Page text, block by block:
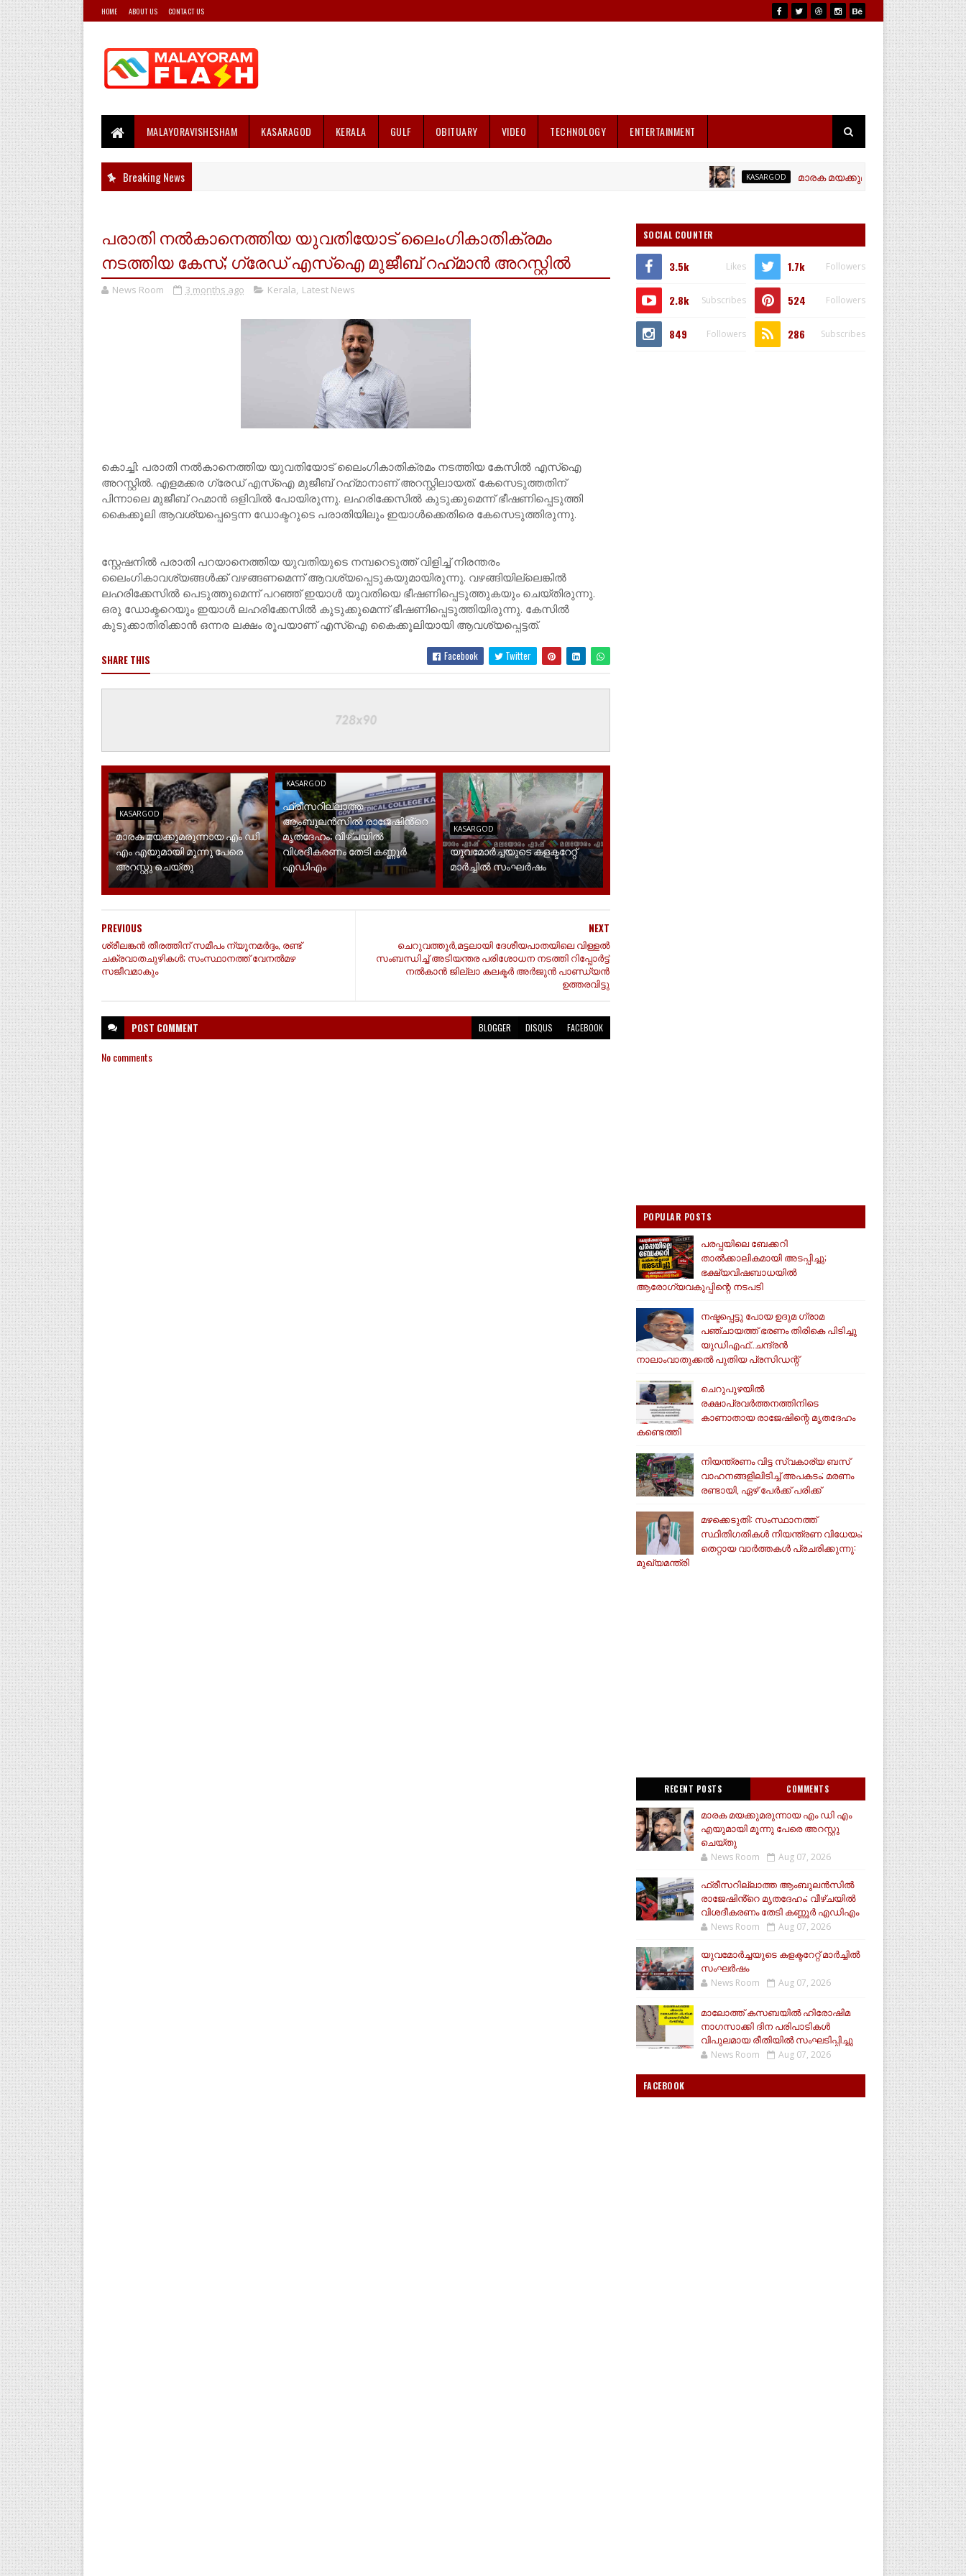
HOME ABOUT US CONTACT US
MALAYORAVISHESHAM KASARAGOD KERALA GULF OBITUARY VIDEO TECHNOLOGY ENTERTAINMENT
Breaking News KASARGOD മാരക മയക്കുമരുന്നായ എം ഡി എം
പരാതി നല്‍കാനെത്തിയ യുവതിയോട് ലൈംഗികാതിക്രമം
നടത്തിയ കേസ്; ഗ്രേഡ് എസ്‌ഐ മുജീബ് റഹ്‌മാന്‍ അറസ്റ്റില്‍
News Room 3 months ago Kerala, Latest News
കൊച്ചി: പരാതി നല്‍കാനെത്തിയ യുവതിയോട് ലൈംഗികാതിക്രമം നടത്തിയ കേസിൽ എസ്‌ഐ
അറസ്റ്റിൽ. എളമക്കര ഗ്രേഡ് എസ്‌ഐ മുജീബ് റഹ്‌മാനാണ് അറസ്റ്റിലായത്. കേസെടുത്തതിന്
പിന്നാലെ മുജീബ് റഹ്മാൻ ഒളിവിൽ പോയിരുന്നു. ലഹരിക്കേസില്‍ കുടുക്കുമെന്ന് ഭീഷണിപ്പെടുത്തി
കൈക്കൂലി ആവശ്യപ്പെട്ടെന്ന ഡോക്ടറുടെ പരാതിയിലും ഇയാള്‍ക്കെതിരെ കേസെടുത്തിരുന്നു.
സ്റ്റേഷനില്‍ പരാതി പറയാനെത്തിയ യുവതിയുടെ നമ്പറെടുത്ത് വിളിച്ച് നിരന്തരം
ലൈംഗികാവശ്യങ്ങള്‍ക്ക് വഴങ്ങണമെന്ന് ആവശ്യപ്പെടുകയുമായിരുന്നു. വഴങ്ങിയില്ലെങ്കില്‍
ലഹരിക്കേസില്‍ പെടുത്തുമെന്ന് പറഞ്ഞ് ഇയാള്‍ യുവതിയെ ഭീഷണിപ്പെടുത്തുകയും ചെയ്തിരുന്നു.
ഒരു ഡോക്ടറെയും ഇയാൾ ലഹരിക്കേസില്‍ കുടുക്കുമെന്ന് ഭീഷണിപ്പെടുത്തിയിരുന്നു. കേസില്‍
കുടുക്കാതിരിക്കാന്‍ ഒന്നര ലക്ഷം രൂപയാണ് എസ്ഐ കൈക്കൂലിയായി ആവശ്യപ്പെട്ടത്.
SHARE THIS Facebook Twitter
KASARGOD
മാരക മയക്കുമരുന്നായ എം ഡി
എം എയുമായി മൂന്നു പേരെ
അറസ്റ്റു ചെയ്തു
KASARGOD
ഫ്രീസറില്ലാത്ത
ആംബുലൻസിൽ രാജേഷിൻ്റെ
മൃതദേഹം; വീഴ്ചയിൽ
വിശദീകരണം തേടി കണ്ണൂർ
എഡിഎം
KASARGOD
യുവമോര്‍ച്ചയുടെ കളക്ടറേറ്റ്
മാര്‍ച്ചില്‍ സംഘര്‍ഷം
NEXT
ചെറുവത്തൂർ,മട്ടലായി ദേശീയപാതയിലെ വിള്ളൽ
സംബന്ധിച്ച് അടിയന്തര പരിശോധന നടത്തി റിപ്പോർട്ട്
നൽകാൻ ജില്ലാ കലക്ടർ അർജുൻ പാണ്ഡ്യൻ
ഉത്തരവിട്ടു
PREVIOUS
ശ്രീലങ്കൻ തീരത്തിന് സമീപം ന്യൂനമർദ്ദം, രണ്ട്
ചക്രവാതചുഴികൾ; സംസ്ഥാനത്ത് വേനൽമഴ
സജീവമാകും
POST COMMENT BLOGGER DISQUS FACEBOOK
No comments
SOCIAL COUNTER
3.5k Likes 1.7k Followers
2.8k Subscribes 524 Followers
849 Followers 286 Subscribes
POPULAR POSTS
പരപ്പയിലെ ബേക്കറി
താൽക്കാലികമായി അടപ്പിച്ചു;
ഭക്ഷ്യവിഷബാധയിൽ
ആരോഗ്യവകുപ്പിന്റെ നടപടി
നഷ്ടപ്പെട്ടു പോയ ഉദുമ ഗ്രാമ
പഞ്ചായത്ത് ഭരണം തിരികെ പിടിച്ചു
യുഡിഎഫ്..ചന്ദ്രൻ
നാലാംവാതുക്കൽ പുതിയ പ്രസിഡന്റ്
ചെറുപുഴയിൽ
രക്ഷാപ്രവർത്തനത്തിനിടെ
കാണാതായ രാജേഷിന്റെ മൃതദേഹം
കണ്ടെത്തി
നിയന്ത്രണം വിട്ട സ്വകാര്യ ബസ്
വാഹനങ്ങളിലിടിച്ച് അപകടം; മരണം
രണ്ടായി, ഏഴ് പേർക്ക് പരിക്ക്
മഴക്കെടുതി: സംസ്ഥാനത്ത്
സ്ഥിതിഗതികള്‍ നിയന്ത്രണ വിധേയം;
തെറ്റായ വാര്‍ത്തകള്‍ പ്രചരിക്കുന്നു:
മുഖ്യമന്ത്രി
RECENT POSTS COMMENTS
മാരക മയക്കുമരുന്നായ എം ഡി എം
എയുമായി മൂന്നു പേരെ അറസ്റ്റു
ചെയ്തു
News Room Aug 07, 2026
ഫ്രീസറില്ലാത്ത ആംബുലൻസിൽ
രാജേഷിൻ്റെ മൃതദേഹം; വീഴ്ചയിൽ
വിശദീകരണം തേടി കണ്ണൂർ എഡിഎം
News Room Aug 07, 2026
യുവമോര്‍ച്ചയുടെ കളക്ടറേറ്റ് മാര്‍ച്ചില്‍
സംഘര്‍ഷം
News Room Aug 07, 2026
മാലോത്ത് കസബയിൽ ഹിരോഷിമ
നാഗസാക്കി ദിന പരിപാടികൾ
വിപുലമായ രീതിയിൽ സംഘടിപ്പിച്ചു
News Room Aug 07, 2026
FACEBOOK